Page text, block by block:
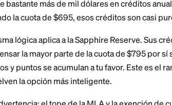
A junio de 2026. La elegibilidad para la
de la política del emisor.
Por qué las